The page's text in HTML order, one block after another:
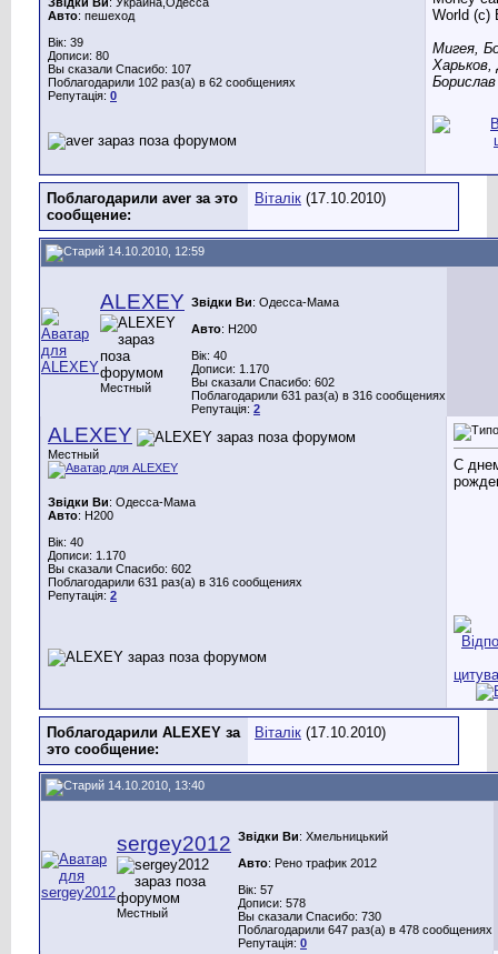
Авто: пешеход
Вік: 39
Дописи: 80
Вы сказали Спасибо: 107
Поблагодарили 102 раз(а) в 62 сообщениях
Репутація: 0
World (c)
Мигея,
Харьков,
Поблагодарили aver за это
сообщение:
Віталік (17.10.2010)
14.10.2010, 12:59
ALEXEY
Местный
Звідки Ви: Одесса-Мама
Авто: H200
Вік: 40
Дописи: 1.170
Вы сказали Спасибо: 602
Поблагодарили 631 раз(а) в 316 сообщениях
Репутація: 2
ALEXEY
Местный
Звідки Ви: Одесса-Мама
Авто: H200
Вік: 40
Дописи: 1.170
Вы сказали Спасибо: 602
Поблагодарили 631 раз(а) в 316 сообщениях
Репутація: 2
С
Поблагодарили ALEXEY за
это сообщение:
Віталік (17.10.2010)
14.10.2010, 13:40
sergey2012
Местный
Звідки Ви: Хмельницький
Авто: Рено трафик 2012
Вік: 57
Дописи: 578
Вы сказали Спасибо: 730
Поблагодарили 647 раз(а) в 478 сообщениях
Репутація: 0